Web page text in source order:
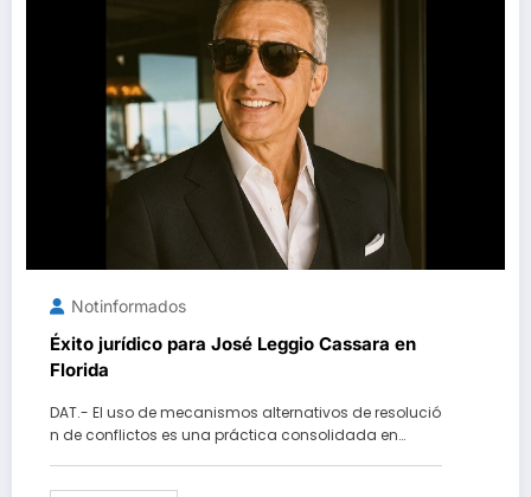
Notinformados
Éxito jurídico para José Leggio Cassara en
Florida
DAT.- El uso de mecanismos alternativos de resolució
n de conflictos es una práctica consolidada en…